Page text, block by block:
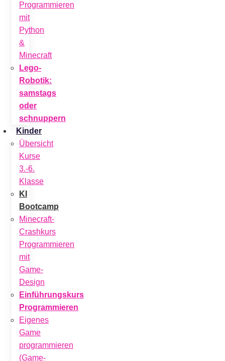
Programmieren
mit
Python
&
Minecraft
Lego-
Robotik:
samstags
oder
schnuppern
Kinder
Übersicht
Kurse
3.-6.
Klasse
KI
Bootcamp
Minecraft-
Crashkurs
Programmieren
mit
Game-
Design
Einführungskurs
Programmieren
Eigenes
Game
programmieren
(Game-